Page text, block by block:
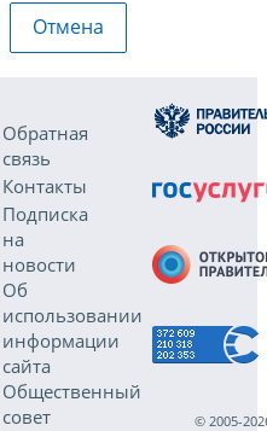
Отмена
Обратная
связь
Контакты
Подписка
на
новости
Об
использовании
информации
сайта
Общественный
совет
© 2005-